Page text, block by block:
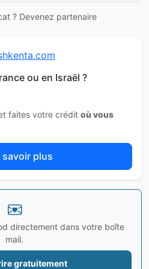
? Devenez partenaire
ou en Israël ?
faites votre crédit où vous
savoir plus
directement dans votre boîte
mail.
gratuitement